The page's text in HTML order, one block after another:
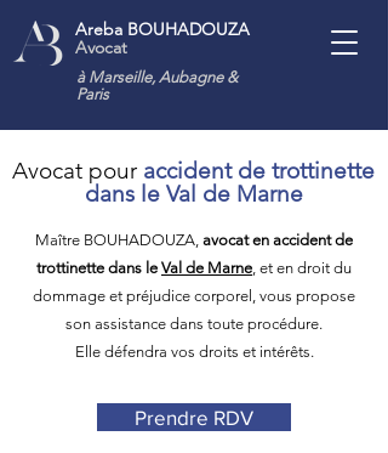
Areba BOUHADOUZA
Avocat
à Marseille, Aubagne &
Paris
Avocat pour accident de trottinette
dans le Val de Marne
Maître BOUHADOUZA, avocat en accident de
trottinette dans le Val de Marne, et en droit du
dommage et préjudice corporel, vous propose
son assistance dans toute procédure.
Elle défendra vos droits et intérêts.
Prendre RDV